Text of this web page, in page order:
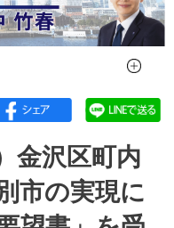
り「特別市の実現に
現在位
金沢区町内
市の実現に